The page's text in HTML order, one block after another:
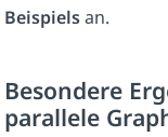
Beispielsan.
Besondere
parallele